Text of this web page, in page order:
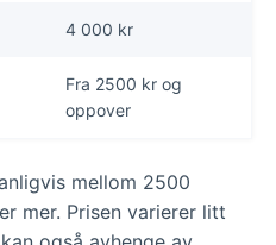
4 000 kr
Fra 2500 kr og
oppover
mellom 2500
mer. Prisen varierer litt